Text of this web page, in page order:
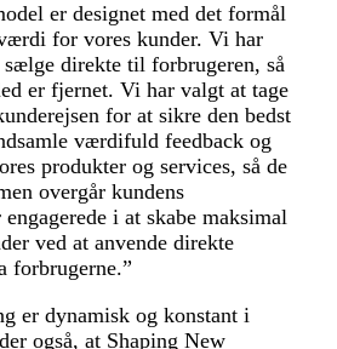
er designet med det formål
for vores kunder. Vi har
direkte til forbrugeren, så
er fjernet. Vi har valgt at tage
for at sikre den bedst
værdi­fuld feedback og
produkter og services, så de
overgår kundens
i at skabe maksimal
ved at anvende direkte
forbrugerne.”
er dynamisk og konstant i
også, at Shaping New